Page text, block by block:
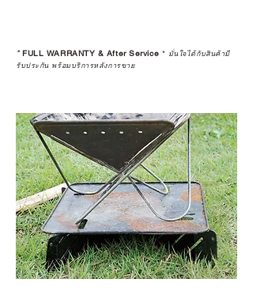
ในอุปกรณ์ที่คุณรัก มีคุณค่าอย่าง
ตัวแทนจำหน่ายที่ได้รับการแต่งตั้ง
เพื่อให้คุณได้รับทั้งสินค้า และ
ประสบการณ์ที่สมบูรณ์แบบในระยะ
ยาว
อ่านต่อเรื่องการรับประกันสินค้าได้
ตรงนี้
>>https://www.campstudio.co.th/
warranty
*FULL WARRANTY & After Service * มั่นใจได้กับสินค้ามี
รับประกัน พร้อมบริการหลังการขาย